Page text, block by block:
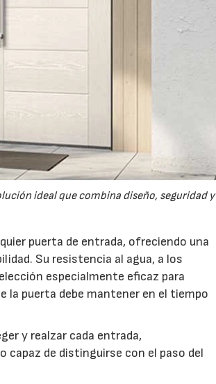
ideal que combina diseño, seguridad y
puerta de entrada, ofreciendo una
Su resistencia al agua, a los
especialmente eficaz para
la puerta debe mantener en el tiempo
y realzar cada entrada,
de distinguirse con el paso del